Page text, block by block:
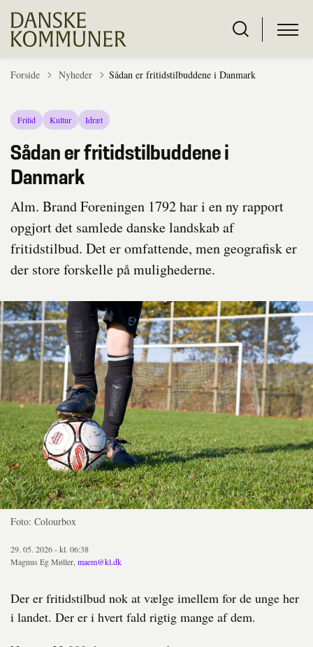
Forside Tilbage til
Nyheder Sådan er fritidstilbuddene i Danmark
Fritid Kultur Idræt
Sådan er fritidstilbuddene i
Danmark
Alm. Brand Foreningen 1792 har i en ny rapport
opgjort det samlede danske landskab af
fritidstilbud. Det er omfattende, men geografisk er
der store forskelle på mulighederne.
Foto: Colourbox
29. 05. 2026 - kl. 06:38
Magnus Eg Møller, maem@kl.dk
Der er fritidstilbud nok at vælge imellem for de unge her
i landet. Der er i hvert fald rigtig mange af dem.